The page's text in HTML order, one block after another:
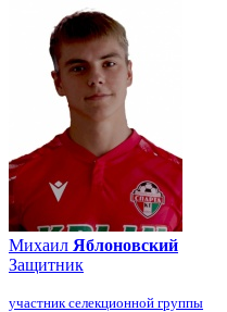
Михаил Яблоновский
Защитник
участник селекционной группы